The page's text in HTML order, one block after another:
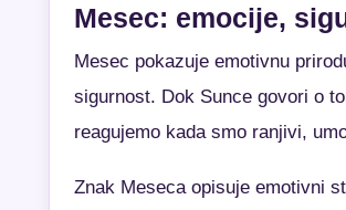
Mesec: emocije,
Mesec pokazuje emotivnu
sigurnost. Dok Sunce govori o
reagujemo kada smo ranjivi,
Znak Meseca opisuje emotivni